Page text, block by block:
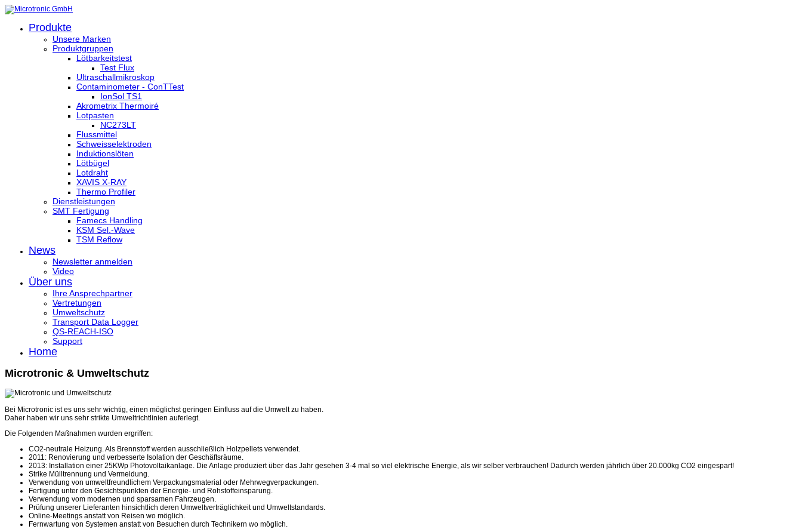
Produkte
Unsere Marken
Produktgruppen
Lötbarkeitstest
Test Flux
Ultraschallmikroskop
Contaminometer - ConTTest
IonSol TS1
Akrometrix Thermoiré
Lotpasten
NC273LT
Flussmittel
Schweisselektroden
Induktionslöten
Lötbügel
Lotdraht
XAVIS X-RAY
Thermo Profiler
Dienstleistungen
SMT Fertigung
Famecs Handling
KSM Sel.-Wave
TSM Reflow
News
Newsletter anmelden
Video
Über uns
Ihre Ansprechpartner
Vertretungen
Umweltschutz
Transport Data Logger
QS-REACH-ISO
Support
Home
Microtronic & Umweltschutz
Bei Microtronic ist es uns sehr wichtig, einen möglichst geringen Einfluss auf die Umwelt zu haben.
Daher haben wir uns sehr strikte Umweltrichtlinien auferlegt.
Die Folgenden Maßnahmen wurden ergriffen:
CO2-neutrale Heizung. Als Brennstoff werden ausschließlich Holzpellets verwendet.
2011: Renovierung und verbesserte Isolation der Geschäftsräume.
2013: Installation einer 25KWp Photovoltaikanlage. Die Anlage produziert über das Jahr gesehen 3-4 mal so viel elektrische Energie, als wir selber verbrauchen! Dadurch werden jährlich über 20.000kg CO2 eingespart!
Strike Mülltrennung und Vermeidung.
Verwendung von umweltfreundlichem Verpackungsmaterial oder Mehrwegverpackungen.
Fertigung unter den Gesichtspunkten der Energie- und Rohstoffeinsparung.
Verwendung vom modernen und sparsamen Fahrzeugen.
Prüfung unserer Lieferanten hinsichtlich deren Umweltverträglichkeit und Umweltstandards.
Online-Meetings anstatt von Reisen wo möglich.
Fernwartung von Systemen anstatt von Besuchen durch Technikern wo möglich.